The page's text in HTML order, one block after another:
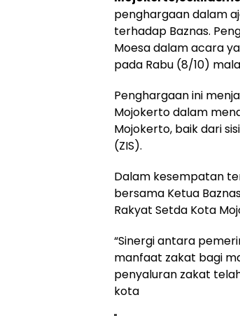
penghargaan dalam
terhadap Baznas.
Moesa dalam acara
pada Rabu (8/10)
Penghargaan ini
Mojokerto dalam
Mojokerto, baik dari
(ZIS).
Dalam kesempatan
bersama Ketua
Rakyat Setda Kota
“Sinergi antara
manfaat zakat bagi
penyaluran zakat
kota